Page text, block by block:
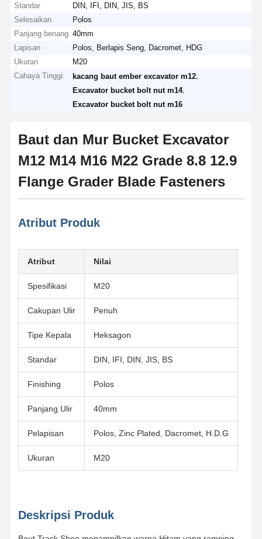
Standar
DIN, IFI, DIN, JIS, BS
Selesaikan
Polos
Panjang benang 40mm
Lapisan
Polos, Berlapis Seng, Dacromet, HDG
Ukuran
M20
Cahaya Tinggi:
kacang baut ember excavator m12
Excavator bucket bolt nut m14,
Excavator bucket bolt nut m16
Baut dan Mur Bucket Excavator
M12 M14 M16 M22 Grade 8.8 12.9
Flange Grader Blade Fasteners
Atribut Produk
Atribut Nilai
Spesifikasi M20
Cakupan Ulir Penuh
Tipe Kepala Heksagon
Standar DIN, IFI, DIN, JIS, BS
Finishing Polos
Panjang Ulir 40mm
Pelapisan Polos, Zinc Plated, Dacromet, H.D.G
Ukuran M20
Deskripsi Produk